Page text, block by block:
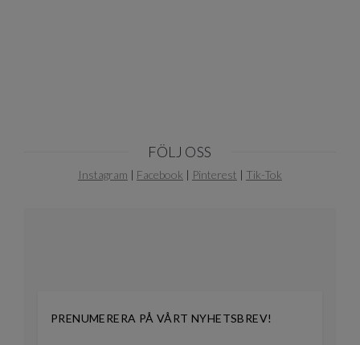
FÖLJ OSS
Instagram | Facebook | Pinterest | Tik-Tok
PRENUMERERA PÅ VÅRT NYHETSBREV!